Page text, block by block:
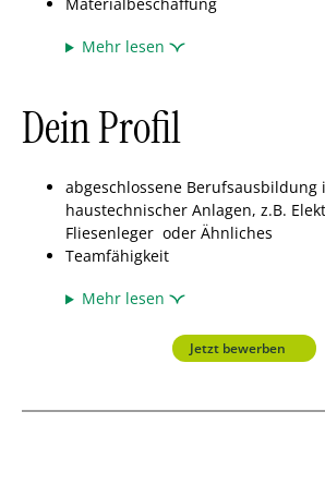
Materialbeschaffung
Mehr lesen
Dein Profil
abgeschlossene Berufsausbildung
haustechnischer Anlagen, z.B.
Fliesenleger oder Ähnliches
Teamfähigkeit
Mehr lesen
Jetzt bewerben